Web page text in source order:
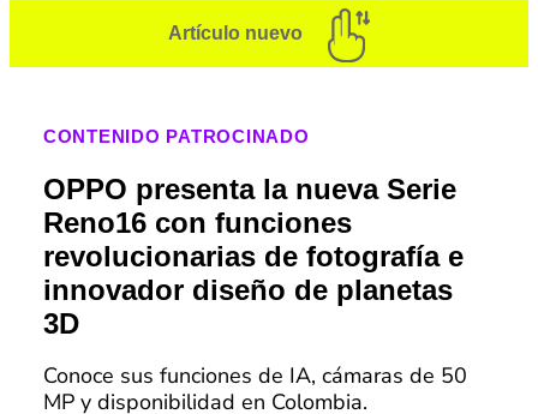
Artículo nuevo
CONTENIDO PATROCINADO
OPPO presenta la nueva Serie
Reno16 con funciones
revolucionarias de fotografía e
innovador diseño de planetas
3D
Conoce sus funciones de IA, cámaras de 50
MP y disponibilidad en Colombia.